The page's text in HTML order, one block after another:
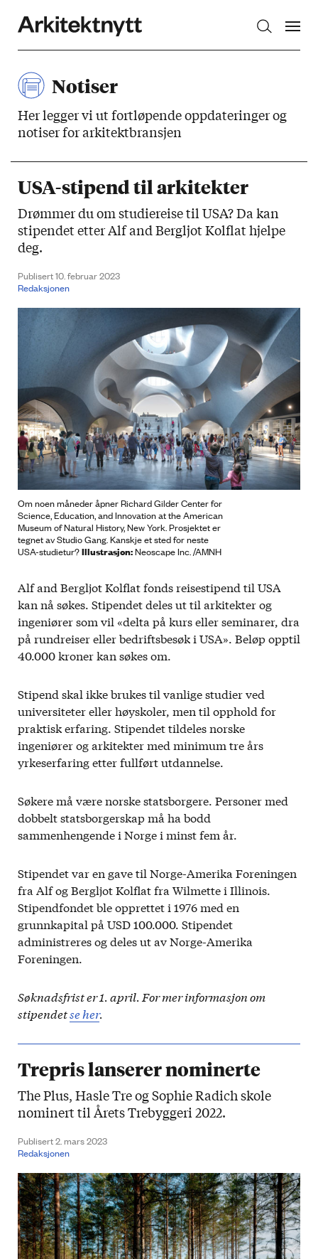
Notiser
Her legger vi ut fortløpende oppdateringer og
notiser for arkitektbransjen
USA-stipend til arkitekter
Drømmer du om studiereise til USA? Da kan
stipendet etter Alf and Bergljot Kolflat hjelpe
deg.
Publisert 10. februar 2023
Redaksjonen
Om noen måneder åpner Richard Gilder Center for
Science, Education, and Innovation at the American
Museum of Natural History, New York. Prosjektet er
tegnet av Studio Gang. Kanskje et sted for neste
USA-studietur?Illustrasjon:Neoscape Inc. /AMNH
Alf and Bergljot Kolflat fonds reisestipend til USA
kan nå søkes. Stipendet deles ut til arkitekter og
ingeniører som vil «delta på kurs eller seminarer, dra
på rundreiser eller bedriftsbesøk i USA». Beløp opptil
40.000 kroner kan søkes om.
Stipend skal ikke brukes til vanlige studier ved
universiteter eller høyskoler, men til opphold for
praktisk erfaring. Stipendet tildeles norske
ingeniører og arkitekter med minimum tre års
yrkeserfaring etter fullført utdannelse.
Søkere må være norske statsborgere. Personer med
dobbelt statsborgerskap må ha bodd
sammenhengende i Norge i minst fem år.
Stipendet var en gave til Norge-Amerika Foreningen
fra Alf og Bergljot Kolflat fra Wilmette i Illinois.
Stipendfondet ble opprettet i 1976 med en
grunnkapital på USD 100.000. Stipendet
administreres og deles ut av Norge-Amerika
Foreningen.
Søknadsfrist er 1. april. For mer informasjon om
stipendetse her.
Trepris lanserer nominerte
The Plus, Hasle Tre og Sophie Radich skole
nominert til Årets Trebyggeri 2022.
Publisert 2. mars 2023
Redaksjonen